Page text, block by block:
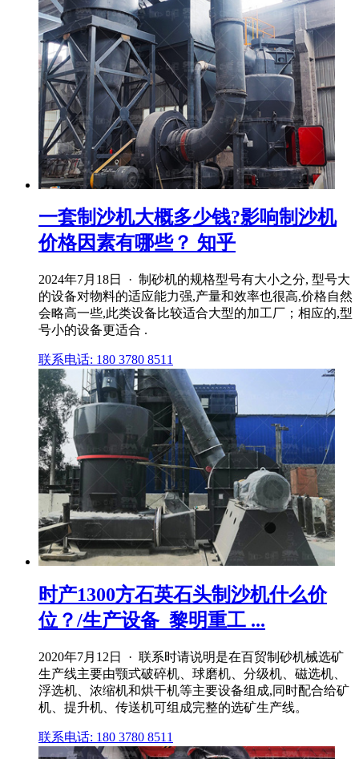
一套制沙机大概多少钱?影响制沙机
价格因素有哪些？ 知乎
2024年7月18日 · 制砂机的规格型号有大小之分, 型号大
的设备对物料的适应能力强,产量和效率也很高,价格自然
会略高一些,此类设备比较适合大型的加工厂；相应的,型
号小的设备更适合 .
联系电话: 180 3780 8511
时产1300方石英石头制沙机什么价
位？/生产设备_黎明重工 ...
2020年7月12日 · 联系时请说明是在百贸制砂机械选矿
生产线主要由颚式破碎机、球磨机、分级机、磁选机、
浮选机、浓缩机和烘干机等主要设备组成,同时配合给矿
机、提升机、传送机可组成完整的选矿生产线。
联系电话: 180 3780 8511